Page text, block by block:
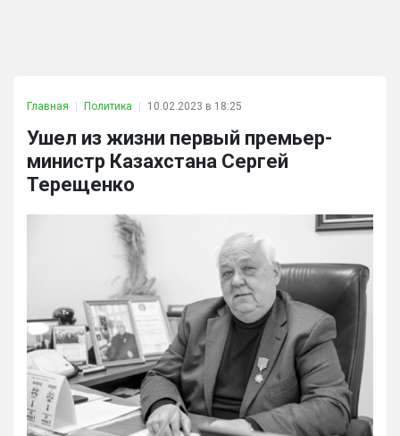
Главная Политика 10.02.2023 в 18:25
Ушел из жизни первый премьер-
министр Казахстана Сергей
Терещенко